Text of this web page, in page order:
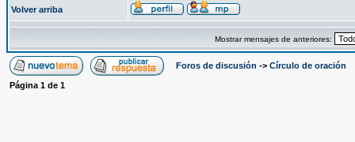
Volver arriba
Mostrar mensajes de anteriores:
Foros de discusión -> Círculo de oración
Página 1 de 1